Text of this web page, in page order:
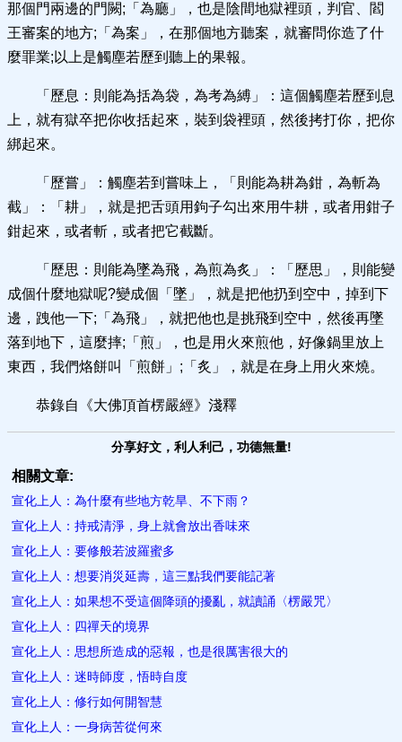
那個門兩邊的門闕;「為廳」，也是陰間地獄裡頭，判官、閻
王審案的地方;「為案」，在那個地方聽案，就審問你造了什
麼罪業;以上是觸塵若歷到聽上的果報。
「歷息：則能為括為袋，為考為縛」：這個觸塵若歷到息
上，就有獄卒把你收括起來，裝到袋裡頭，然後拷打你，把你
綁起來。
「歷嘗」：觸塵若到嘗味上，「則能為耕為鉗，為斬為
截」：「耕」，就是把舌頭用鉤子勾出來用牛耕，或者用鉗子
鉗起來，或者斬，或者把它截斷。
「歷思：則能為墜為飛，為煎為炙」：「歷思」，則能變
成個什麼地獄呢?變成個「墜」，就是把他扔到空中，掉到下
邊，跩他一下;「為飛」，就把他也是挑飛到空中，然後再墜
落到地下，這麼摔;「煎」，也是用火來煎他，好像鍋里放上
東西，我們烙餅叫「煎餅」;「炙」，就是在身上用火來燒。
恭錄自《大佛頂首楞嚴經》淺釋
分享好文，利人利己，功德無量!
相關文章:
宣化上人：為什麼有些地方乾旱、不下雨？
宣化上人：持戒清淨，身上就會放出香味來
宣化上人：要修般若波羅蜜多
宣化上人：想要消災延壽，這三點我們要能記著
宣化上人：如果想不受這個降頭的擾亂，就讀誦〈楞嚴咒〉
宣化上人：四禪天的境界
宣化上人：思想所造成的惡報，也是很厲害很大的
宣化上人：迷時師度，悟時自度
宣化上人：修行如何開智慧
宣化上人：一身病苦從何來